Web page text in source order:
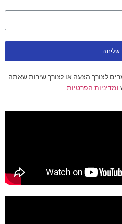
שליחה
לצורך הצעה או לצורך שירות שאתה
ומדיניות הפרטיות